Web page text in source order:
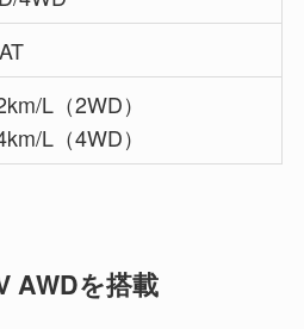
L（2WD）
L（4WD）
AWDを搭載